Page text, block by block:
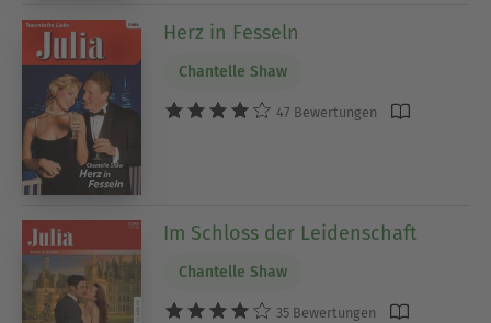
Herz in Fesseln
Chantelle Shaw
47 Bewertungen
Im Schloss der Leidenschaft
Chantelle Shaw
35 Bewertungen